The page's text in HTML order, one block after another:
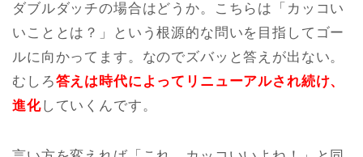
ダブルダッチの場合はどうか。こちらは「カッコい
いこととは？」という根源的な問いを目指してゴー
ルに向かってます。なのでズバッと答えが出ない。
むしろ答えは時代によってリニューアルされ続け、
進化していくんです。